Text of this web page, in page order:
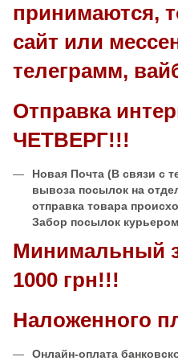
принимаются,
сайт или
телеграмм,
Отправка
ЧЕТВЕРГ!!!
Новая Почта (В связи с
вывоза посылок на
отправка товара
Забор посылок
Минимальный
1000 грн!!!
Наложенного
Онлайн-оплата